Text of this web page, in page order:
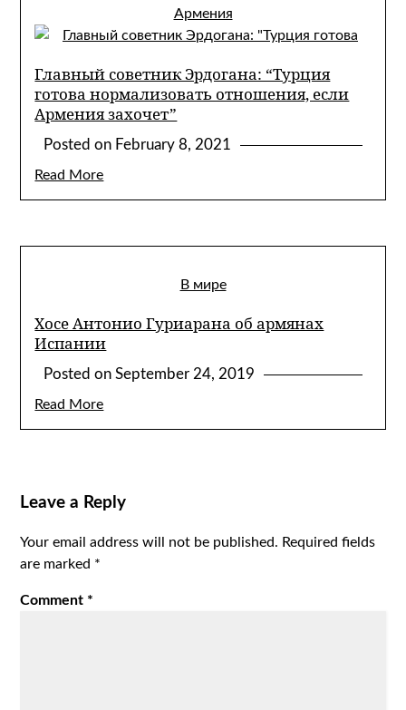
Армения
Главный советник Эрдогана: “Турция
готова нормализовать отношения, если
Армения захочет”
Posted on February 8, 2021
Read More
В мире
Хосе Антонио Гуриарана об армянах
Испании
Posted onSeptember 24, 2019
Read More
Leave a Reply
Your email address will not be published. Required fields
are marked *
Comment *